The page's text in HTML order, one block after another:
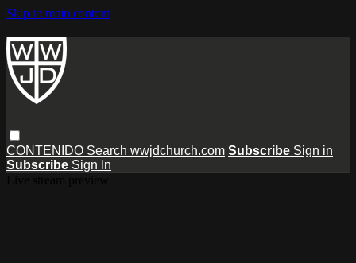
Skip to main content
CONTENIDO Search wwjdchurch.com Subscribe Sign in
Subscribe Sign In